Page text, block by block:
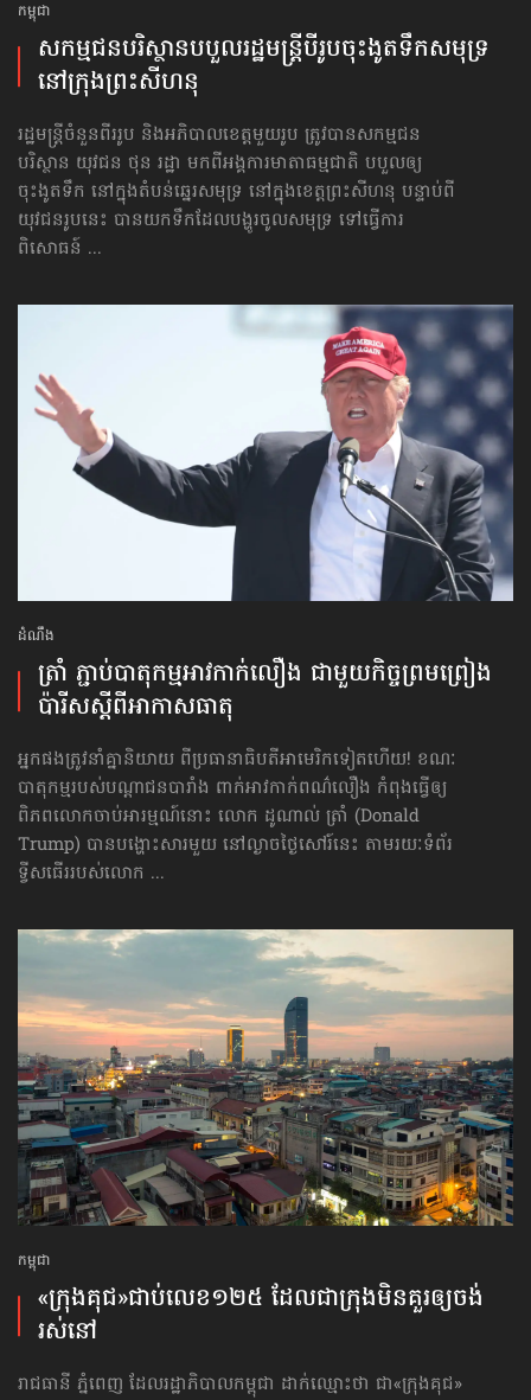
កម្ពុជា
សកម្មជន​បរិស្ថាន​បបួល​រដ្ឋមន្ត្រី​បីរូប​ចុះ​ងូតទឹក​សមុទ្រ
នៅក្រុង​ព្រះសីហនុ
រដ្ឋមន្ត្រីចំនួនពីររូប និងអភិបាលខេត្តមួយរូប ត្រូវបានសកម្មជន
បរិស្ថាន យុវជន ថុន រដ្ឋា មកពីអង្គការមាតាធម្មជាតិ បបួលឲ្យ
ចុះងូតទឹក នៅក្នុងតំបន់ឆ្នេរសមុទ្រ នៅក្នុងខេត្តព្រះសីហនុ បន្ទាប់ពី
យុវជនរូបនេះ បានយកទឹកដែលបង្ហូរចូលសមុទ្រ ទៅធ្វើការ
ពិសោធន៍ ...
ដំណឹង
ត្រាំ ភ្ជាប់​បាតុកម្ម​អាវកាក់​លឿង ជាមួយ​កិច្ច​ព្រមព្រៀង​
ប៉ារីស​ស្ដីពី​អាកាសធាតុ
អ្នកផងត្រូវនាំគ្នា​និយាយ ពីប្រធានាធិបតី​អាមេរិកទៀតហើយ! ខណៈ
បាតុកម្មរបស់​បណ្ដាជន​បារាំង ពាក់អាវកាក់ពណ៌លឿង កំពុងធ្វើឲ្យ
ពិភពលោក​ចាប់អារម្មណ៍នោះ លោក ដូណាល់ ត្រាំ (Donald
Trump) បានបង្ហោះសារមួយ នៅល្ងាចថ្ងៃសៅរ៍នេះ តាមរយៈទំព័រ
ទ្វីសធើររបស់លោក ...
កម្ពុជា
«ក្រុងគុជ»​ជាប់​លេខ​១២៥ ​ដែល​ជា​ក្រុង​មិន​គួរ​ឲ្យ​ចង់​
រស់នៅ
រាជធានី ភ្នំពេញ ដែលរដ្ឋាភិបាលកម្ពុជា ដាក់ឈ្មោះថា ជា«ក្រុងគុជ»